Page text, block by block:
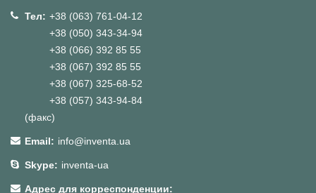
Тел: +38 (063) 761-04-12
+38 (050) 343-34-94
+38 (066) 392 85 55
+38 (067) 392 85 55
+38 (067) 325-68-52
+38 (057) 343-94-84
(факс)
Email: info@inventa.ua
Skype: inventa-ua
Адрес для корреспонденции: